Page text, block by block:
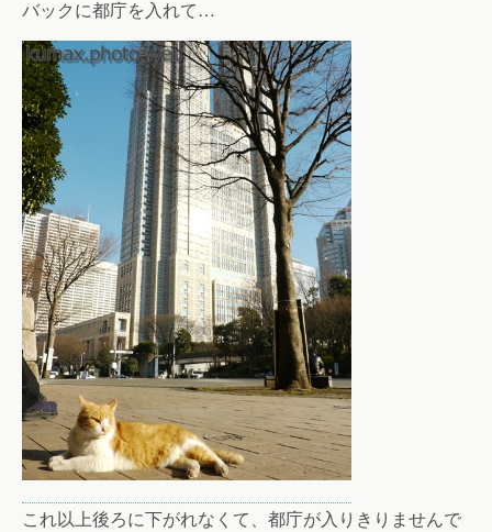
バックに都庁を入れて…
これ以上後ろに下がれなくて、都庁が入りきりませんで